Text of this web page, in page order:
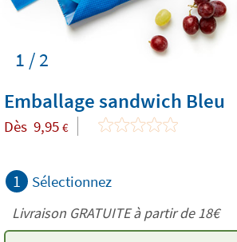
1 / 2
Emballage sandwich Bleu
Dès 9,95 €
1 Sélectionnez
Livraison GRATUITE à partir de18€